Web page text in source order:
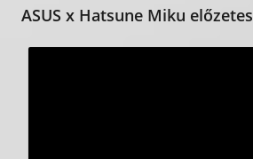
ASUS x Hatsune Miku előzetes